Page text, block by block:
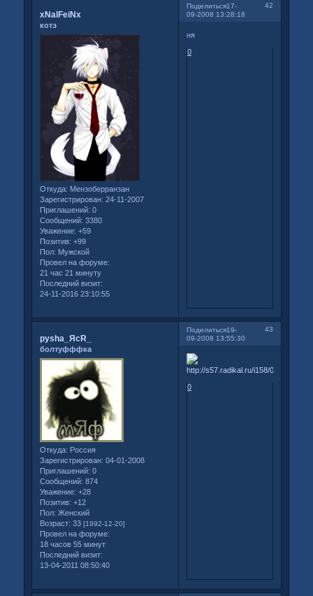
Поделиться 42
17-
09-2008 13:28:18
xNalFeiNx
котэ
Откуда: Мензоберранзан
Зарегистрирован: 24-11-2007
Приглашений: 0
Сообщений: 3380
Уважение: +59
Позитив: +99
Пол: Мужской
Провел на форуме:
21 час 21 минуту
Последний визит:
24-11-2016 23:10:55
ня
0
Поделиться 43
19-
09-2008 13:55:30
pysha_ЯсR_
болтуфффка
Откуда: Россия
Зарегистрирован: 04-01-2008
Приглашений: 0
Сообщений: 874
Уважение: +28
Позитив: +12
Пол: Женский
Возраст: 33 [1992-12-20]
Провел на форуме:
18 часов 55 минут
Последний визит:
13-04-2011 08:50:40
0